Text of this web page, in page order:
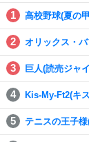
高校野球(夏の
オリックス・
巨人(読売ジャ
Kis-My-Ft2(キ
テニスの王子